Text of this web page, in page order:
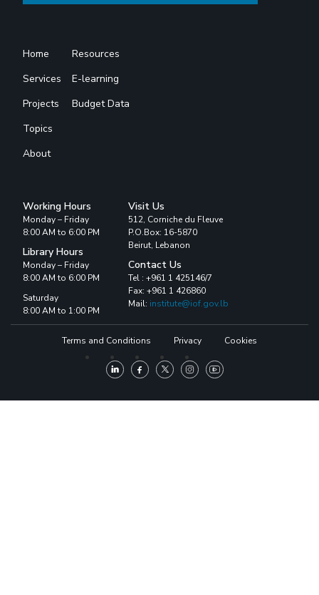
Home
Services
Projects
Topics
About
Resources
E-learning
Budget Data
Working Hours
Monday – Friday
8:00 AM to 6:00 PM
Library Hours
Monday – Friday
8:00 AM to 6:00 PM
Saturday
8:00 AM to 1:00 PM
Visit Us
512, Corniche du Fleuve
P.O.Box: 16-5870
Beirut, Lebanon
Contact Us
Tel : +961 1 425146/7
Fax: +961 1 426860
Mail: institute@iof.gov.lb
Terms and Conditions Privacy Cookies